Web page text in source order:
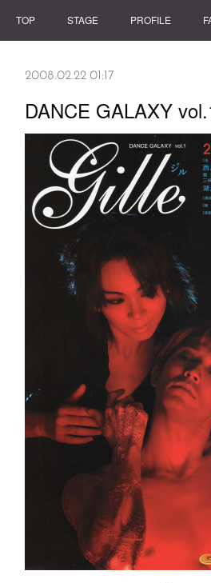
TOP STAGE PROFILE
2008.02.22 01:17
DANCE GALAXY